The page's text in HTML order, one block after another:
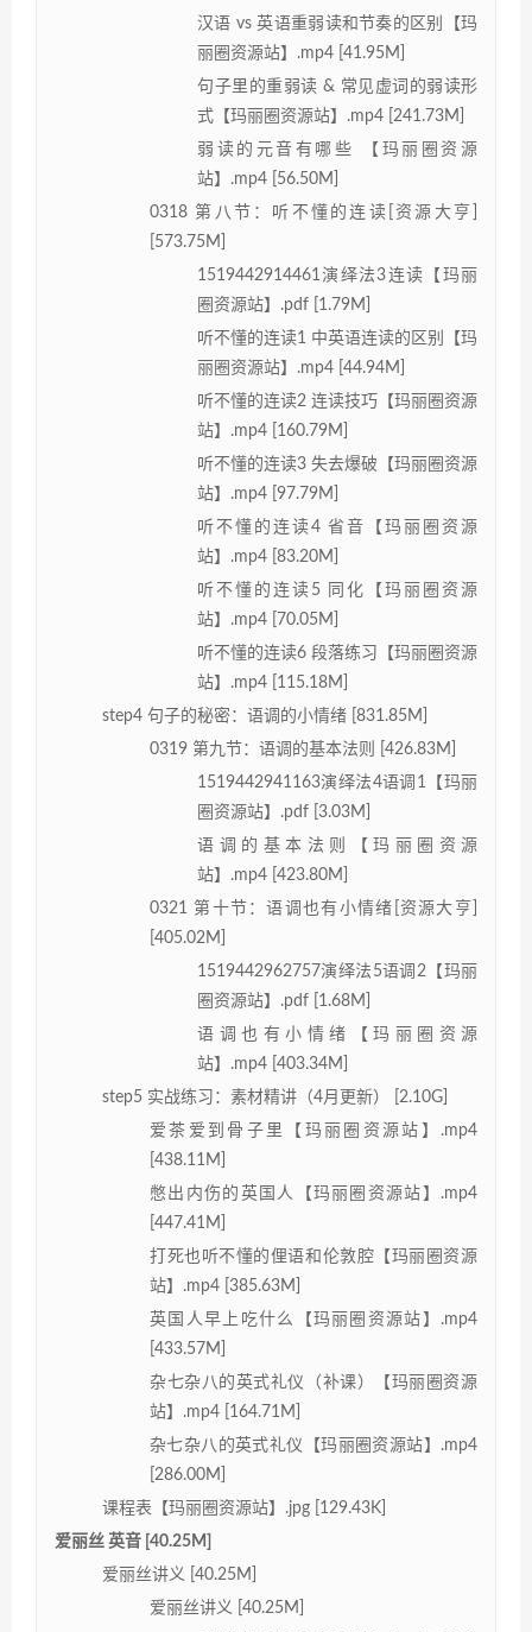
汉语 vs 英语重弱读和节奏的区别【玛
丽圈资源站】.mp4 [41.95M]
句子里的重弱读 & 常见虚词的弱读形
式【玛丽圈资源站】.mp4 [241.73M]
弱读的元音有哪些 【玛丽圈资源
站】.mp4 [56.50M]
0318 第八节：听不懂的连读[资源大亨]
[573.75M]
1519442914461演绎法3连读【玛丽
圈资源站】.pdf [1.79M]
听不懂的连读1 中英语连读的区别【玛
丽圈资源站】.mp4 [44.94M]
听不懂的连读2 连读技巧【玛丽圈资源
站】.mp4 [160.79M]
听不懂的连读3 失去爆破【玛丽圈资源
站】.mp4 [97.79M]
听不懂的连读4 省音【玛丽圈资源
站】.mp4 [83.20M]
听不懂的连读5 同化【玛丽圈资源
站】.mp4 [70.05M]
听不懂的连读6 段落练习【玛丽圈资源
站】.mp4 [115.18M]
step4 句子的秘密：语调的小情绪 [831.85M]
0319 第九节：语调的基本法则 [426.83M]
1519442941163演绎法4语调1【玛丽
圈资源站】.pdf [3.03M]
语调的基本法则【玛丽圈资源
站】.mp4 [423.80M]
0321 第十节：语调也有小情绪[资源大亨]
[405.02M]
1519442962757演绎法5语调2【玛丽
圈资源站】.pdf [1.68M]
语调也有小情绪【玛丽圈资源
站】.mp4 [403.34M]
step5 实战练习：素材精讲（4月更新） [2.10G]
爱茶爱到骨子里【玛丽圈资源站】.mp4
[438.11M]
憋出内伤的英国人【玛丽圈资源站】.mp4
[447.41M]
打死也听不懂的俚语和伦敦腔【玛丽圈资源
站】.mp4 [385.63M]
英国人早上吃什么【玛丽圈资源站】.mp4
[433.57M]
杂七杂八的英式礼仪（补课）【玛丽圈资源
站】.mp4 [164.71M]
杂七杂八的英式礼仪【玛丽圈资源站】.mp4
[286.00M]
课程表【玛丽圈资源站】.jpg [129.43K]
爱丽丝 英音 [40.25M]
爱丽丝讲义 [40.25M]
爱丽丝讲义 [40.25M]